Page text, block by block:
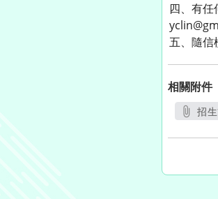
四、有
五、隨信
相關附件
招